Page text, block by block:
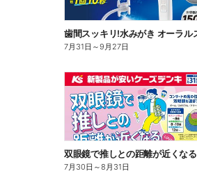
7月31日 ～9月27日
双眼鏡で推しとの距離が近くなる
7月30日 ～8月31日